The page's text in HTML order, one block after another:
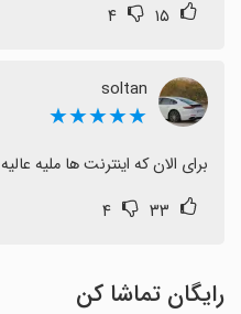
۱۵ ۴
soltan
★★★★★
برای الان که اینترنت ها ملیه عالیه
۳۳ ۴
رایگان تماشا کن